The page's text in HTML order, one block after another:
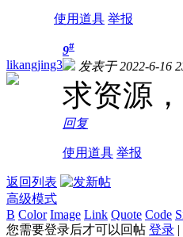
使用道具 举报
likangjing3
9#
发表于 2022-6-16
求资源
回复
使用道具 举报
返回列表
高级模式
B Color Image Link Quote Code
您需要登录后才可以回帖 登录 |